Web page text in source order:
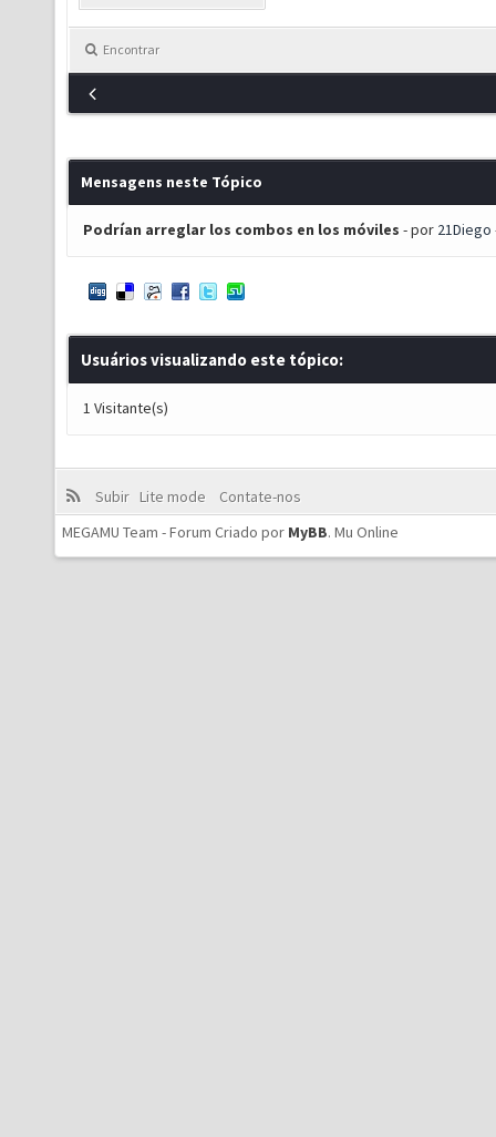
Encontrar
Mensagens neste Tópico
Podrían arreglar los combos en los móviles - por 21Diego
Usuários visualizando este tópico:
1 Visitante(s)
Subir Lite mode
Contate-nos
MEGAMU Team - Forum Criado por MyBB. Mu Online